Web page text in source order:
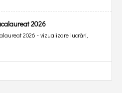
2026
2026 - vizualizare lucrări,